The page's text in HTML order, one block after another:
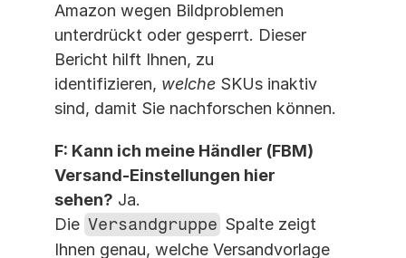
Amazon wegen Bildproblemen
unterdrückt oder gesperrt. Dieser
Bericht hilft Ihnen, zu
identifizieren, welche SKUs inaktiv
sind, damit Sie nachforschen können.
F: Kann ich meine Händler (FBM)
Versand-Einstellungen hier
sehen? Ja.
Die Versandgruppe Spalte zeigt
Ihnen genau, welche Versandvorlage